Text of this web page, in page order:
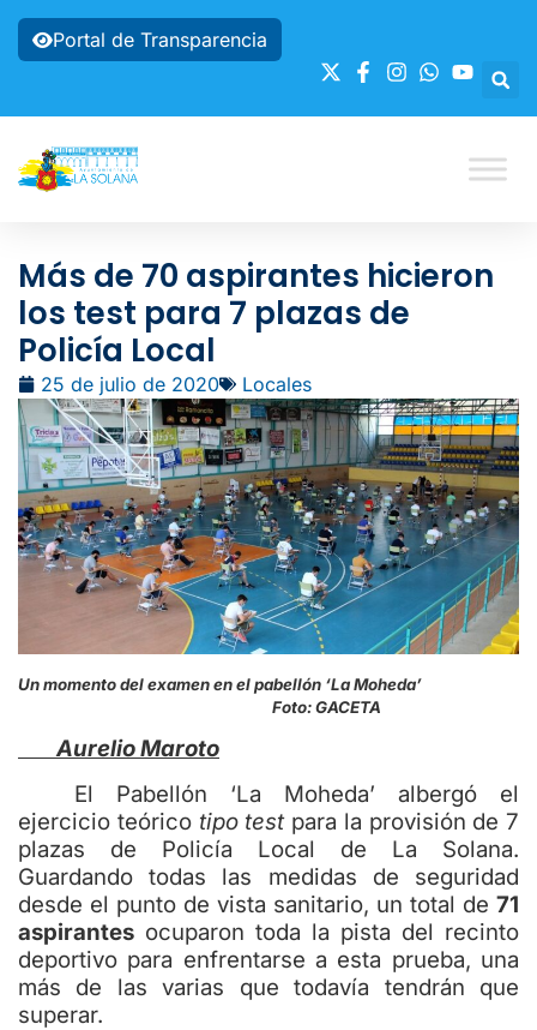
Portal de Transparencia
Más de 70 aspirantes hicieron
los test para 7 plazas de
Policía Local
25 de julio de 2020 Locales
Un momento del examen en el pabellón ‘La Moheda’
Foto: GACETA
Aurelio Maroto
El Pabellón ‘La Moheda’ albergó el
ejercicio teórico tipo testpara la provisión de 7
plazas de Policía Local de La Solana.
Guardando todas las medidas de seguridad
desde el punto de vista sanitario, un total de 71
aspirantes ocuparon toda la pista del recinto
deportivo para enfrentarse a esta prueba, una
más de las varias que todavía tendrán que
superar.